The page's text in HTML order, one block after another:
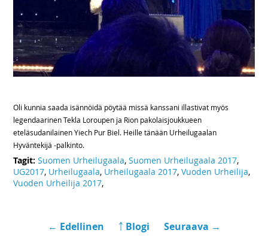
Oli kunnia saada isännöidä pöytää missä kanssani illastivat myös
legendaarinen Tekla Loroupen ja Rion pakolaisjoukkueen
eteläsudanilainen Yiech Pur Biel. Heille tänään Urheilugaalan
Hyväntekijä -palkinto.
Tagit:Suomen Urheilugaala,Suomen Urheilugaala 2017,
UG2017, Urheilugaala, Urheilugaala 2017,Vuoden Urheilija,
Vuoden Urheilija 2017,
← Edellinen ￪ Blogi Seuraava →